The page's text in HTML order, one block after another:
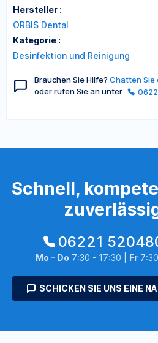
Hersteller :
ORBIS Dental
Kategorie :
Desinfektion und Reinigung
Brauchen Sie Hilfe? Chatten Sie
oder rufen Sie an unter
Schnell,
06221
Mo - Do 7:30 - 17:30 | Fr
SCHICKEN SIE UNS EINE